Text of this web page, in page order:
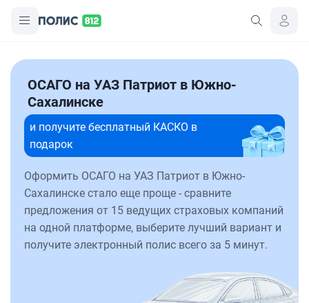
ОСАГО на УАЗ Патриот в Южно-
Сахалинске
и получите бесплатный КАСКО в
подарок
Оформить ОСАГО на УАЗ Патриот в Южно-
Сахалинске стало еще проще - сравните
предложения от 15 ведущих страховых компаний
на одной платформе, выберите лучший вариант и
получите электронный полис всего за 5 минут.